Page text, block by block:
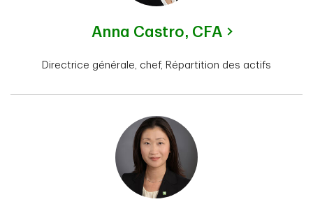
Anna Castro, CFA
Directrice générale, chef, Répartition des actifs